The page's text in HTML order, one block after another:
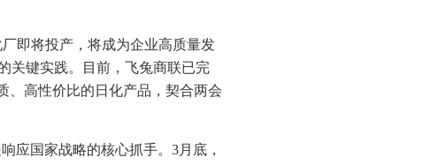
即将投产，将成为企业高质量发
关键实践。目前，飞兔商联已完
、高性价比的日化产品，契合两会
应国家战略的核心抓手。3月底，